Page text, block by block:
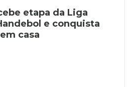
etapa da Liga
e conquista
casa